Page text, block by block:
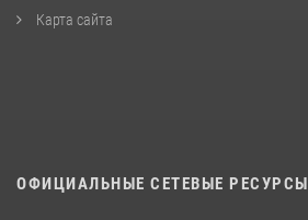
Карта сайта
ОФИЦИАЛЬНЫЕ СЕТЕВЫЕ РЕСУРСЫ